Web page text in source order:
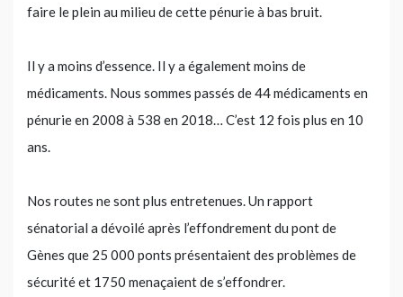
faire le plein au milieu de cette pénurie à bas bruit.
Il y a moins d’essence. Il y a également moins de
médicaments. Nous sommes passés de 44 médicaments en
pénurie en 2008 à 538 en 2018… C’est 12 fois plus en 10
ans.
Nos routes ne sont plus entretenues. Un rapport
sénatorial a dévoilé après l’effondrement du pont de
Gènes que 25 000 ponts présentaient des problèmes de
sécurité et 1750 menaçaient de s’effondrer.